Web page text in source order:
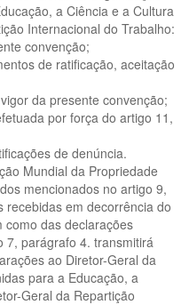
a Ciência e a Cultura
Internacional do Trabalho:
convenção;
de ratificação, aceitação
da presente convenção;
por força do artigo 11,
de denúncia.
Mundial da Propriedade
mencionados no artigo 9,
em decorrência do
das declarações
7, parágrafo 4. transmitirá
ao Diretor-Geral da
para a Educação, a
Geral da Repartição